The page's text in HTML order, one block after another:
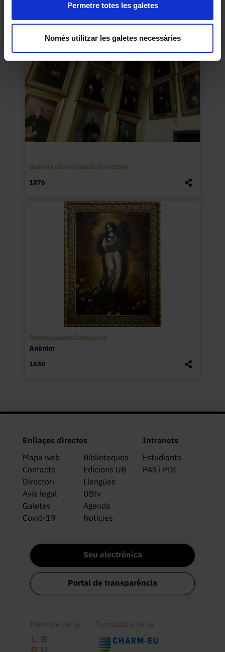
Permetre totes les galetes
Només utilitzar les galetes necessàries
Galeria de retrats dels rectors
1876
Immaculada Concepció
Anònim
1650
Enllaços directes
Mapa web
Biblioteques
Contacte
Edicions UB
Directori
Llengües
Avís legal
UBtv
Galetes
Agenda
Covid-19
Notícies
Intranets
Estudiants
PAS i PDI
Seu electrònica
Portal de transparència
Membre de la Fundadora de la